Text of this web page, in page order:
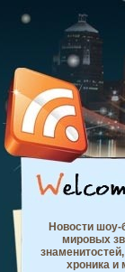
Новости шоу-
мировых
хроника и